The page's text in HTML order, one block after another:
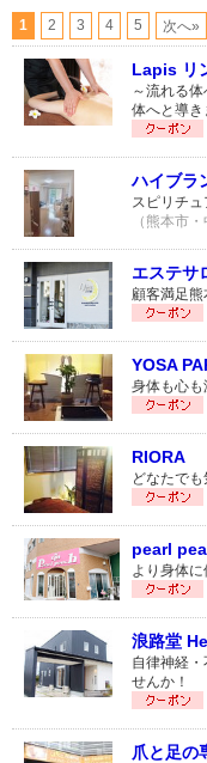
1 2 3 4 5 次へ»
Lapis リ
～流れる
体へと導き
ハイブラ
スピリチ
（熊本市
エステサ
顧客満足
YOSA
身体も心も
RIORA
どなたで
pearl
より身体
浪路堂
自律神経
せんか！
爪と足の